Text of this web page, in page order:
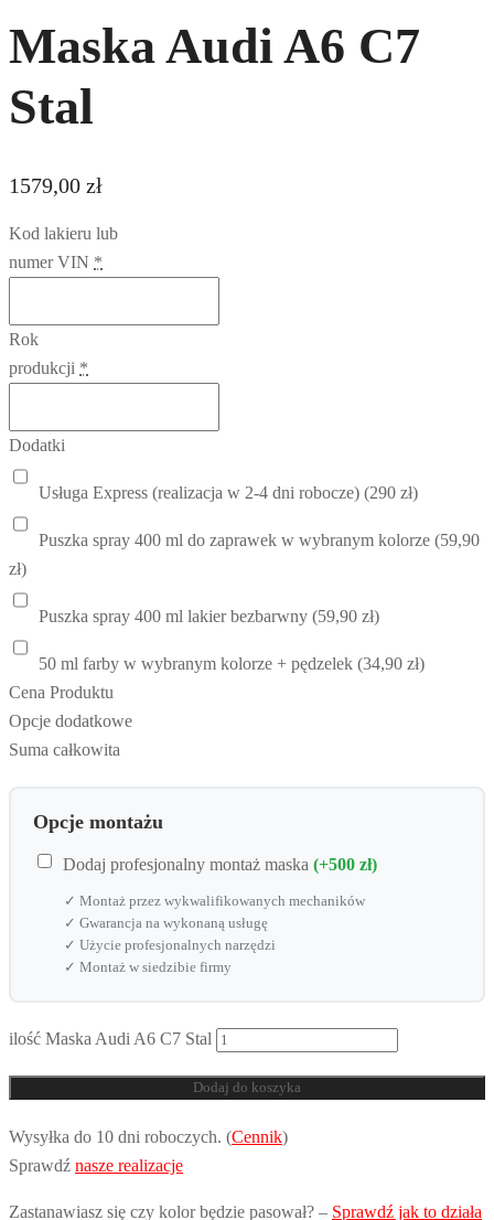
Maska Audi A6 C7
Stal
1579,00 zł
Kod lakieru lub
numer VIN *
Rok
produkcji *
Dodatki
Usługa Express (realizacja w 2-4 dni robocze) (290 zł)
Puszka spray 400 ml do zaprawek w wybranym kolorze (59,90
zł)
Puszka spray 400 ml lakier bezbarwny (59,90 zł)
50 ml farby w wybranym kolorze + pędzelek (34,90 zł)
Cena Produktu
Opcje dodatkowe
Suma całkowita
Opcje montażu
Dodaj profesjonalny montaż maska (+500 zł)
✓ Montaż przez wykwalifikowanych mechaników
✓ Gwarancja na wykonaną usługę
✓ Użycie profesjonalnych narzędzi
✓ Montaż w siedzibie firmy
ilość Maska Audi A6 C7 Stal
Dodaj do koszyka
Wysyłka do 10 dni roboczych. (Cennik)
Sprawdź nasze realizacje
Zastanawiasz się czy kolor będzie pasował? – Sprawdź jak to działa